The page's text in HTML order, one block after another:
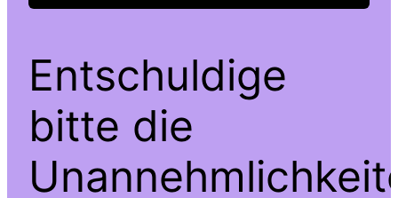
Entschuldige
bitte die